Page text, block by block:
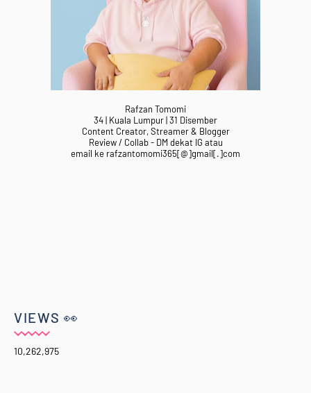
Rafzan Tomomi
34 | Kuala Lumpur | 31 Disember
Content Creator, Streamer & Blogger
Review / Collab - DM dekat IG atau
email ke rafzantomomi365[@]gmail[.]com
VIEWS 👀
10,262,975